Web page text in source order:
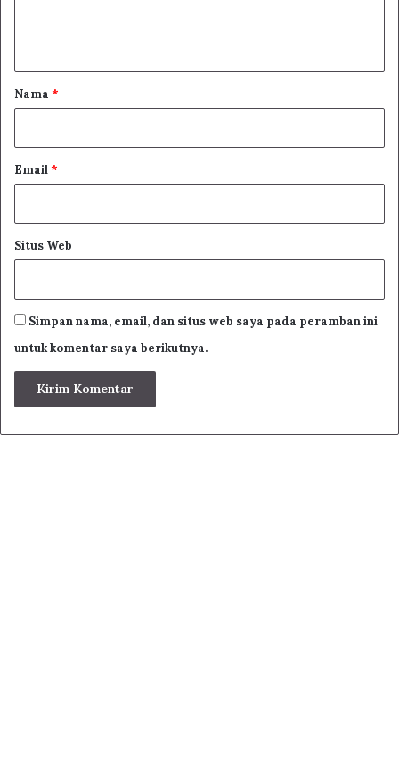
r
Nama *
Email*
Situs Web
Simpan nama, email, dan situs web saya pada peramban ini
untuk komentar saya berikutnya.